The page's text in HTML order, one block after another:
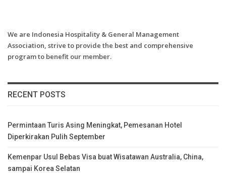
We are Indonesia Hospitality & General Management
Association, strive to provide the best and comprehensive
program to benefit our member.
RECENT POSTS
Permintaan Turis Asing Meningkat, Pemesanan Hotel
Diperkirakan Pulih September
Kemenpar Usul Bebas Visa buat Wisatawan Australia, China,
sampai Korea Selatan